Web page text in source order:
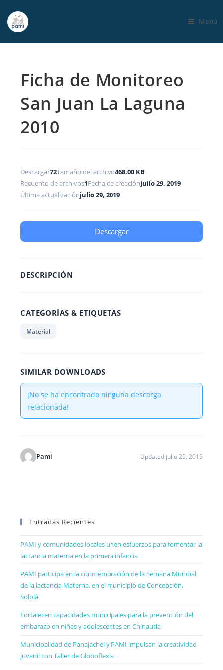
Menú
Ficha de Monitoreo
San Juan La Laguna
2010
Descargar72Tamaño del archivo468.00 KB
Recuento de archivos1Fecha de creaciónjulio 29, 2019
Última actualizaciónjulio 29, 2019
Descargar
DESCRIPCIÓN
CATEGORÍAS & ETIQUETAS
Material
SIMILAR DOWNLOADS
¡No se ha encontrado ninguna descarga
relacionada!
Pami Updated julio 29, 2019
Entradas Recientes
PAMI y comunidades locales unen esfuerzos para fomentar la
lactancia materna en la primera infancia
PAMI participa en la conmemoración de la Semana Mundial
de la lactancia Materna, en el municipio de Concepción,
Sololá
Fortalecen capacidades municipales para la prevención del
embarazo en niñas y adolescentes en Chinautla
Municipalidad de Panajachel y PAMI impulsan la creatividad
juvenil con Taller de Globoflexia